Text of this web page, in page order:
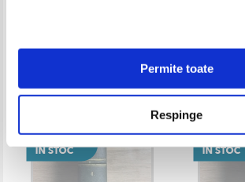
Permite toate
Respinge